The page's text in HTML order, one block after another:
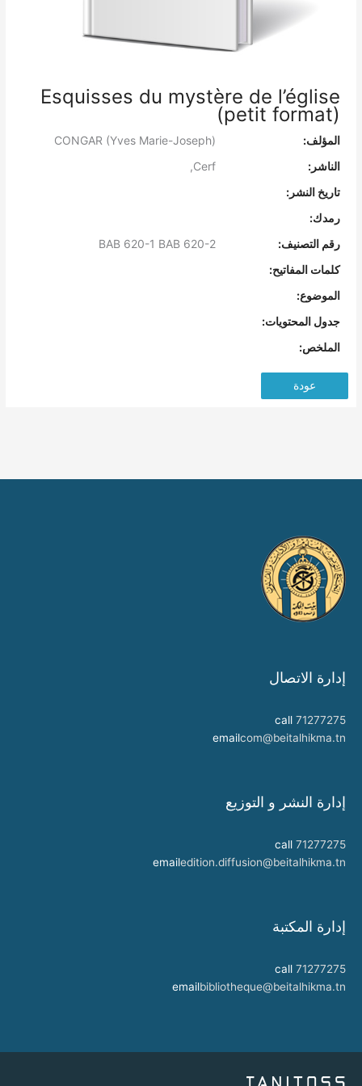
Esquisses du mystère de l’église
(petit format)
المؤلف:
الناشر:
Cerf,
تاريخ النشر:
رمدك:
رقم التصنيف:
BAB 620-1 BAB 620-2
كلمات المفاتيح:
الموضوع:
جدول المحتويات:
الملخص:
عودة
إدارة الاتصال
call 71277275
emailcom@beitalhikma.tn
إدارة النشر و التوزيع
call 71277275
emailedition.diffusion@beitalhikma.tn
إدارة المكتبة
call 71277275
emailbibliotheque@beitalhikma.tn